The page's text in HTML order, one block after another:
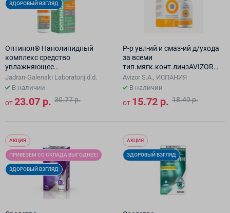
ЗДОРОВЫЙ ВЗГЛЯД
Оптинол® Нанолипидный
комплекс средство
увлажняющее
офтальмологическое,10мл
Jadran-Galenski Laboratorij d.d.
В наличии
от23.07 р. 30.77 р.
Р-р увл-ий и смаз-ий д/ухода
за всеми
тип.мягк.конт.линзAVIZOR
MOISTURE
LACRIFRESH(фл,мл15)
Avizor S.A., ИСПАНИЯ
В наличии
от 15.72 р. 18.49 р.
АКЦИЯ
ПРИВЕЗЕМ СО СКЛАДА ВЫГОДНЕЕ!
ЗДОРОВЫЙ ВЗГЛЯД
АКЦИЯ
ЗДОРОВЫЙ ВЗГЛЯД